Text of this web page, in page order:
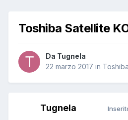
Toshiba Satellite
Da Tugnela
22 marzo 2017 in Toshiba
Tugnela